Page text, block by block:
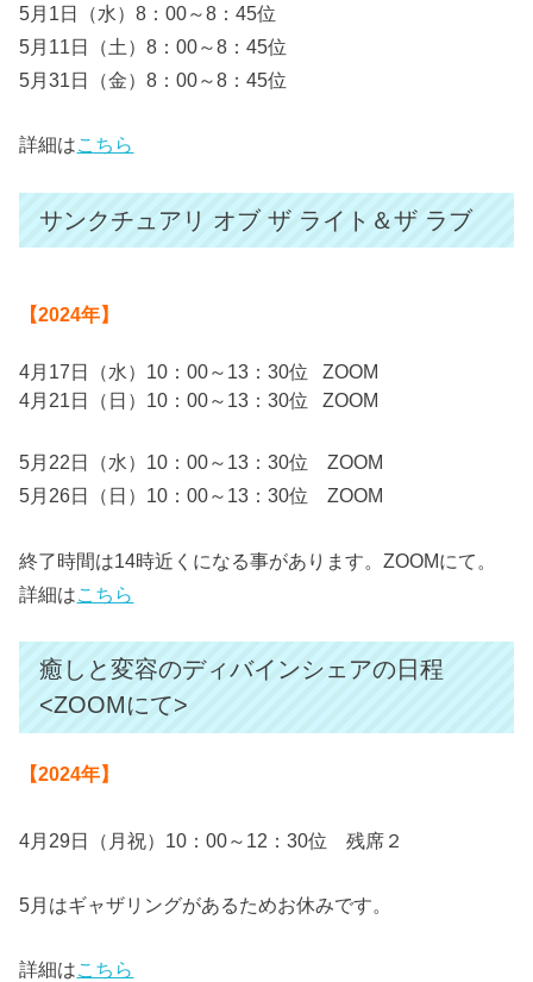
5月1日（水）8：00～8：45位
5月11日（土）8：00～8：45位
5月31日（金）8：00～8：45位
詳細はこちら
サンクチュアリ オブ ザ ライト＆ザ ラブ
【2024年】
4月17日（水）10：00～13：30位 ZOOM
4月21日（日）10：00～13：30位 ZOOM
5月22日（水）10：00～13：30位 ZOOM
5月26日（日）10：00～13：30位 ZOOM
終了時間は14時近くになる事があります。ZOOMにて。
詳細はこちら
癒しと変容のディバインシェアの日程
<ZOOMにて>
【2024年】
4月29日（月祝）10：00～12：30位 残席２
5月はギャザリングがあるためお休みです。
詳細はこちら